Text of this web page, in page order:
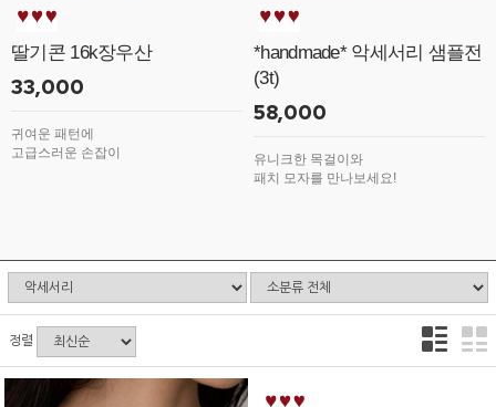
딸기콘 16k장우산
33,000
귀여운 패턴에
고급스러운 손잡이
*handmade* 악세서리 샘플전
(3t)
58,000
유니크한 목걸이와
패치 모자를 만나보세요!
정렬